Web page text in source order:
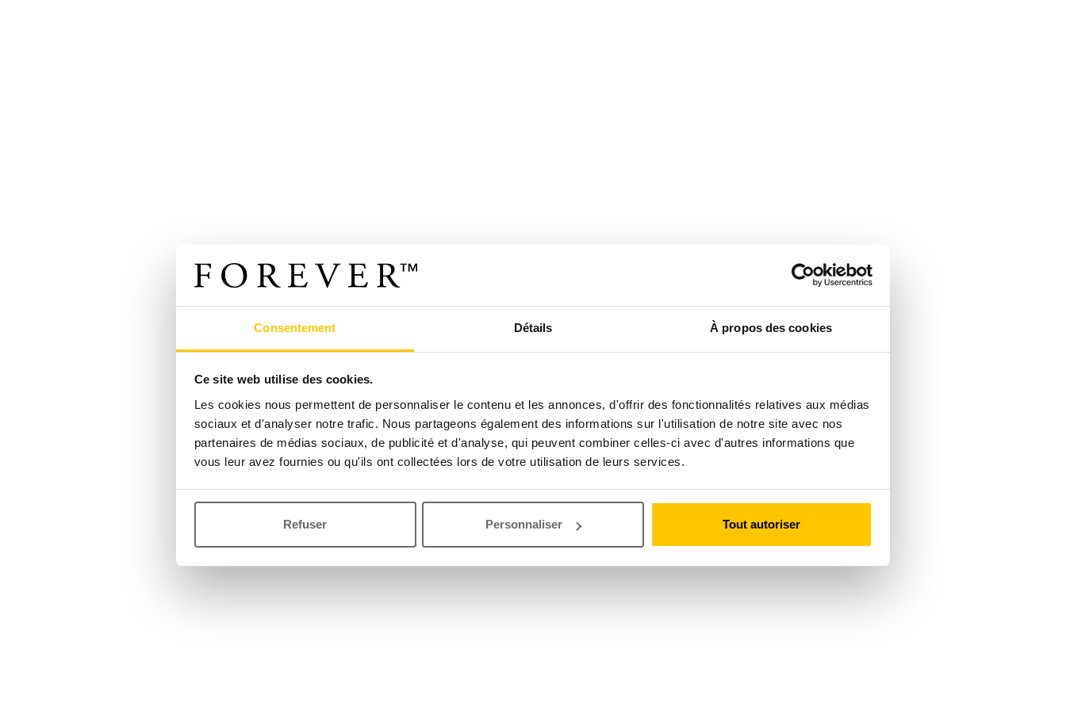
Consentement Détails À propos des cookies
Ce site web utilise des cookies.
Les cookies nous permettent de personnaliser le contenu et les annonces, d'offrir des fonctionnalités relatives aux médias
sociaux et d'analyser notre trafic. Nous partageons également des informations sur l'utilisation de notre site avec nos
partenaires de médias sociaux, de publicité et d'analyse, qui peuvent combiner celles-ci avec d'autres informations que
vous leur avez fournies ou qu'ils ont collectées lors de votre utilisation de leurs services.
Refuser Personnaliser Tout autoriser